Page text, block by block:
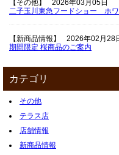
【その他】
2026年03月05日
二子玉川東急フードショー ホ
【新商品情報】
2026年02月28
期間限定 桜商品のご案内
カテゴリ
その他
テラス店
店舗情報
新商品情報